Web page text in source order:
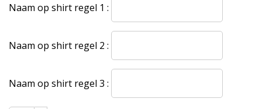
Naam op shirt regel 1 :
Naam op shirt regel 2 :
Naam op shirt regel 3 :